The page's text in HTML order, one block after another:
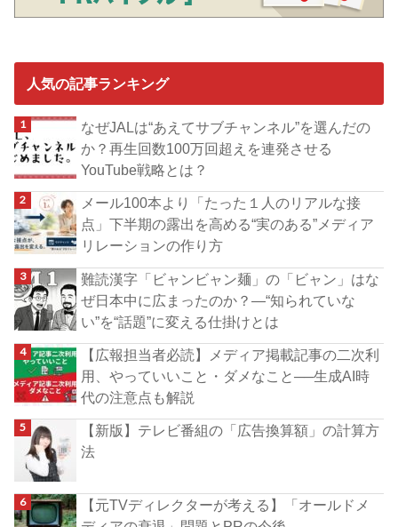
人気の記事ランキング
なぜJALは“あえてサブチャンネル”を選んだの
か？再生回数100万回超えを連発させる
YouTube戦略とは？
メール100本より「たった１人のリアルな接
点」下半期の露出を高める“実のある”メディア
リレーションの作り方
難読漢字「ビャンビャン麺」の「ビャン」はな
ぜ日本中に広まったのか？―“知られていな
い”を“話題”に変える仕掛けとは
【広報担当者必読】メディア掲載記事の二次利
用、やっていいこと・ダメなこと──生成AI時
代の注意点も解説
【新版】テレビ番組の「広告換算額」の計算方
法
【元TVディレクターが考える】「オールドメ